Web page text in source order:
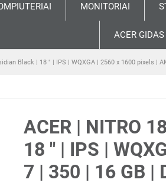
MONITORIAI
ACER GIDAS
Black | 18 " | IPS | WQXGA | 2560 x 1600 pixels |
ACER | NITRO
18 " | IPS |
7 | 350 | 16 GB |